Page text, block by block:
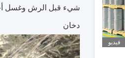
فيديو
شيء قبل الرش وغسل
دخان